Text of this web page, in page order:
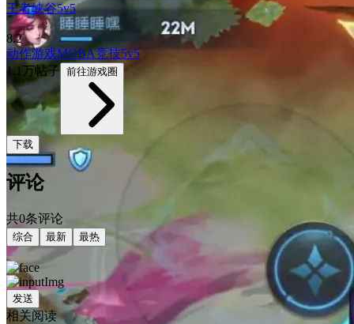
王者峡谷5v5
8.2
动作游戏MOBA竞技5v5
1.1万帖子 前往游戏圈
下载
评论
共0条评论
综合 最新 最热
发送
相关阅读